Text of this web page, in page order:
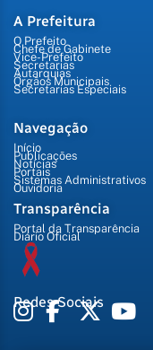
A Prefeitura
O Prefeito
Chefe de Gabinete
Vice-Prefeito
Secretarias
Autarquias
Órgãos Municipais
Secretarias Especiais
Navegação
Início
Publicações
Notícias
Portais
Sistemas Administrativos
Ouvidoria
Transparência
Portal da Transparência
Diário Oficial
Redes Sociais